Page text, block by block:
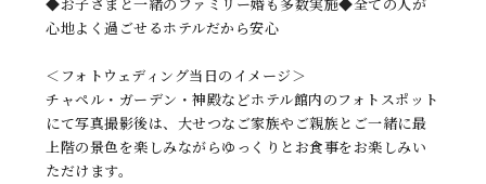
心地よく過ごせるホテルだから安心
＜フォトウェディング当日のイメージ＞
チャペル・ガーデン・神殿などホテル館内のフォトスポット
にて写真撮影後は、大せつなご家族やご親族とご一緒に最
上階の景色を楽しみながらゆっくりとお食事をお楽しみい
ただけます。